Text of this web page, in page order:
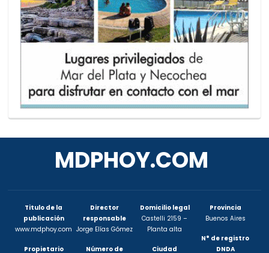
MDPHOY.COM
Titulo de la
publicación
www.mdphoy.com
Propietario
Director
responsable
Jorge Elías Gómez
Número de
Domicilio legal
Castelli 2159 –
Planta alta
Ciudad
Provincia
Buenos Aires
N° de registro
DNDA